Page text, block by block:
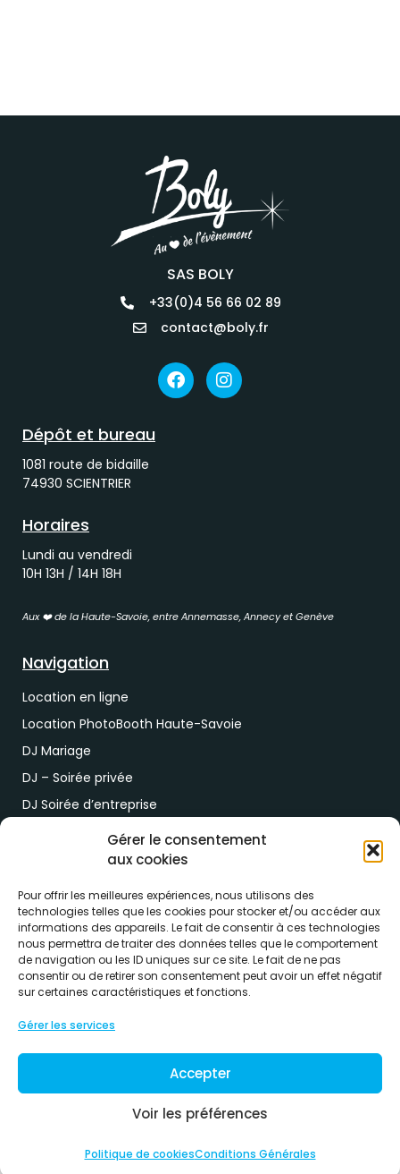
Gérer le consentement
aux cookies
Pour offrir les meilleures expériences, nous utilisons des
technologies telles que les cookies pour stocker et/ou accéder aux
informations des appareils. Le fait de consentir à ces technologies
nous permettra de traiter des données telles que le comportement
de navigation ou les ID uniques sur ce site. Le fait de ne pas
consentir ou de retirer son consentement peut avoir un effet négatif
sur certaines caractéristiques et fonctions.
Gérer les services
Accepter
Voir les préférences
Politique de cookiesConditions Générales
SAS BOLY
+33(0)4 56 66 02 89
contact@boly.fr
Dépôt et bureau
1081 route de bidaille
74930 SCIENTRIER
Horaires
Lundi au vendredi
10H 13H / 14H 18H
Aux ❤️ de la Haute-Savoie, entre Annemasse, Annecy et Genève
Navigation
Location en ligne
Location PhotoBooth Haute-Savoie
DJ Mariage
DJ – Soirée privée
DJ Soirée d’entreprise
Demande de devis
Lien de paiement
RDV drive location
Conditions générales de ventes
Formulaire de rétractation